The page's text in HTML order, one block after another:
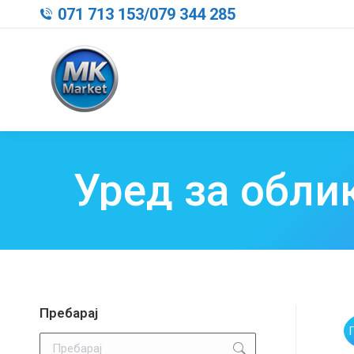
071 713 153/079 344 285
Уред за
Пребарај